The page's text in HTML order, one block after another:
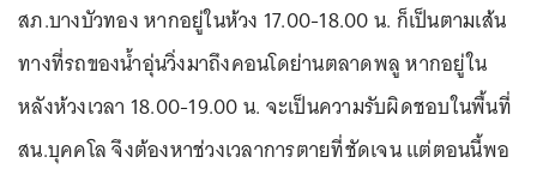
สภ.บางบัวทอง หากอยู่ในห้วง 17.00-18.00 น. ก็เป็นตามเส้น
ทางที่รถของน้ำอุ่นวิ่งมาถึงคอนโดย่านตลาดพลู หากอยู่ใน
หลังห้วงเวลา 18.00-19.00 น. จะเป็นความรับผิดชอบในพื้นที่
สน.บุคคโล จึงต้องหาช่วงเวลาการตายที่ชัดเจน แต่ตอนนี้พอ